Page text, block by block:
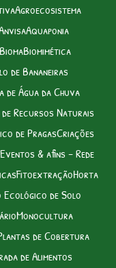
Agroecosistema
Aquaponia
BiomaBiomimética
de Bananeiras
de Água da Chuva
Recursos Naturais
de PragasCriações
Eventos & afins – Rede
FitoextraçãoHorta
Ecológico de Solo
Monocultura
de Cobertura
de Alimentos